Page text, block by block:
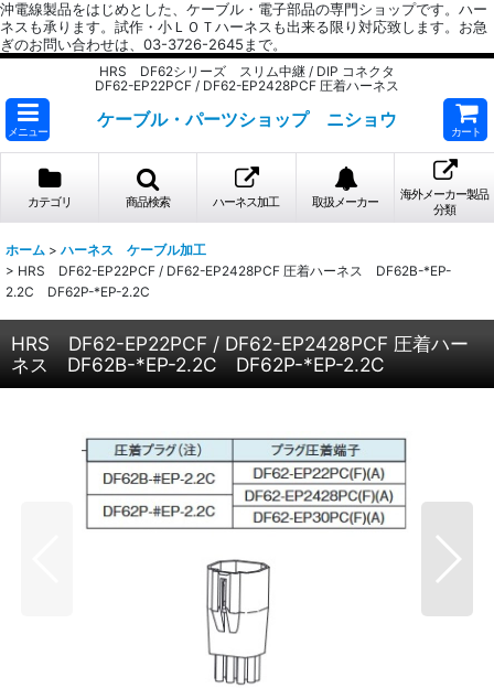
沖電線製品をはじめとした、ケーブル・電子部品の専門ショップです。ハー
ネスも承ります。試作・小ＬＯＴハーネスも出来る限り対応致します。お急
ぎのお問い合わせは、03-3726-2645まで。
HRS DF62シリーズ スリム中継 / DIP コネクタ
DF62-EP22PCF / DF62-EP2428PCF 圧着ハーネス
メニュー
ケーブル・パーツショップ ニショウ
カート
カテゴリ 商品検索 ハーネス加工 取扱メーカー
海外メーカー製品
分類
ホーム > ハーネス ケーブル加工
> HRS DF62-EP22PCF / DF62-EP2428PCF 圧着ハーネス DF62B-*EP-
2.2C DF62P-*EP-2.2C
HRS DF62-EP22PCF / DF62-EP2428PCF 圧着ハー
ネス DF62B-*EP-2.2C DF62P-*EP-2.2C